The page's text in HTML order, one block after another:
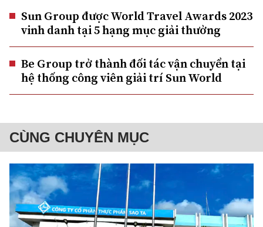
Sun Group được World Travel Awards 2023
vinh danh tại 5 hạng mục giải thưởng
Be Group trở thành đối tác vận chuyển tại
hệ thống công viên giải trí Sun World
CÙNG CHUYÊN MỤC